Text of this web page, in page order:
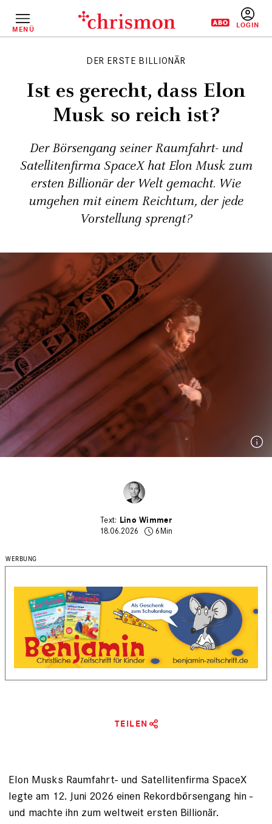
InhaltMENÜ
DER ERSTE BILLIONÄR
Ist es gerecht, dass Elon
Musk so reich ist?
Der Börsengang seiner Raumfahrt- und
Satellitenfirma SpaceX hat Elon Musk zum
ersten Billionär der Welt gemacht. Wie
umgehen mit einem Reichtum, der jede
Vorstellung sprengt?
Lino Wimmer
18.06.2026
6Min
TEILEN
Elon Musks Raumfahrt- und Satellitenfirma SpaceX
legte am 12. Juni 2026 einen Rekordbörsengang hin -
und machte ihn zum weltweit ersten Billionär.